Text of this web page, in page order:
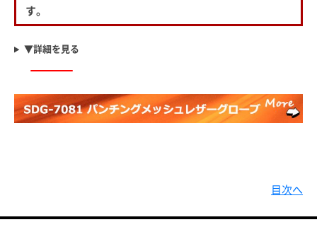
す。
▼詳細を見る
目次へ